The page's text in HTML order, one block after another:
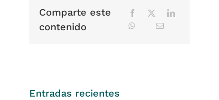
Comparte este
contenido
Entradas recientes